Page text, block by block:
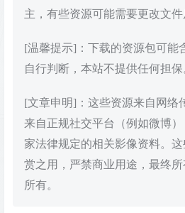
主，有些资源可能需要更改文
[温馨提示]：下载的资源包可能
自行判断，本站不提供任何担保
[文章申明]：这些资源来自网络
来自正规社交平台（例如微博
家法律规定的相关影像资料。
赏之用，严禁商业用途，最终
所有。